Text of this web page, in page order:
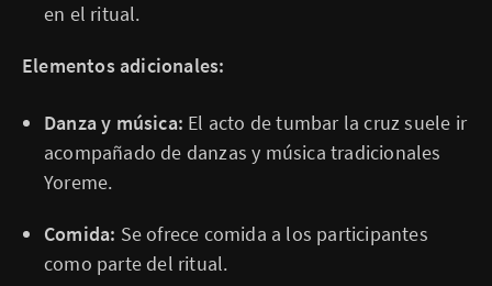
en el ritual.
Elementos adicionales:
Danza y música: El acto de tumbar la cruz suele ir
acompañado de danzas y música tradicionales
Yoreme.
Comida: Se ofrece comida a los participantes
como parte del ritual.